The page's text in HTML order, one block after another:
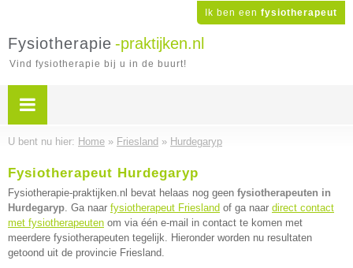
Ik ben een fysiotherapeut
Fysiotherapie -praktijken.nl
Vind fysiotherapie bij u in de buurt!
U bent nu hier: Home » Friesland » Hurdegaryp
Fysiotherapeut Hurdegaryp
Fysiotherapie-praktijken.nl bevat helaas nog geen fysiotherapeuten in
Hurdegaryp. Ga naar fysiotherapeut Friesland of ga naar direct contact
met fysiotherapeuten om via één e-mail in contact te komen met
meerdere fysiotherapeuten tegelijk. Hieronder worden nu resultaten
getoond uit de provincie Friesland.